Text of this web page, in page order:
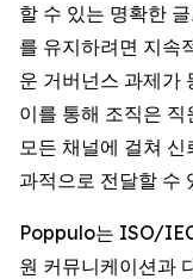
할 수 있는 명확한
를 유지하려면 지속
운 거버넌스 과제가
이를 통해 조직은 직
모든 채널에 걸쳐
과적으로 전달할 수
Poppulo는 ISO/
원 커뮤니케이션과